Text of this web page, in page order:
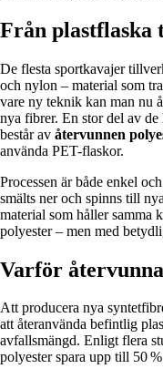
Från plastflaska
De flesta sportkavajer
och nylon – material som
vare ny teknik kan man nu
nya fibrer. En stor del av de
består av återvunnen
använda PET-flaskor.
Processen är både enkel
smälts ner och spinns till
material som håller samma
polyester – men med
Varför
Att producera nya
att återanvända befintlig
avfallsmängd. Enligt flera
polyester spara upp till 50